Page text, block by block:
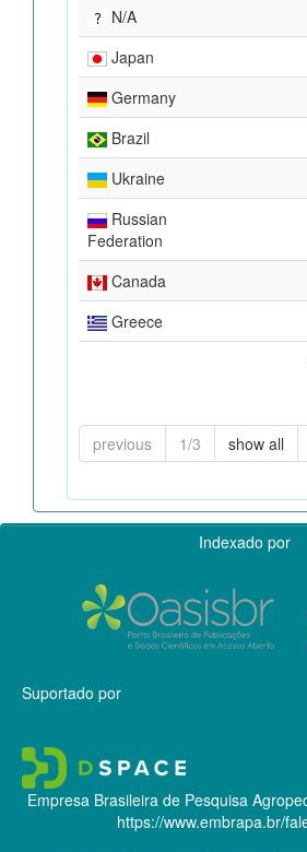
N/A
Japan
Germany
Brazil
Ukraine
Russian
Federation
Canada
Greece
previous 1/3 show all
Indexado por
Suportado por
Empresa Brasileira de Pesquisa
https://www.embrapa.br/